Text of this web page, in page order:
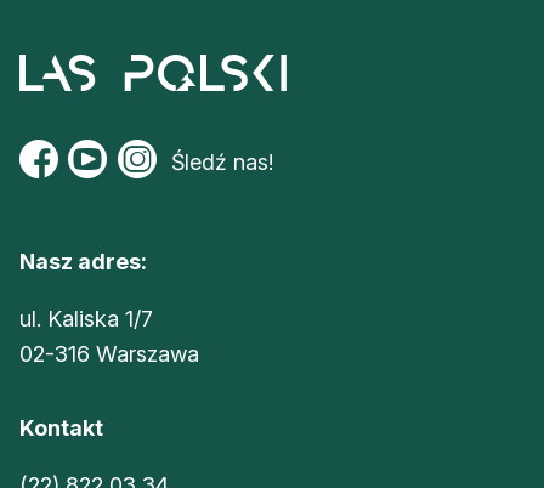
Śledź nas!
Nasz adres:
ul. Kaliska 1/7
02-316 Warszawa
Kontakt